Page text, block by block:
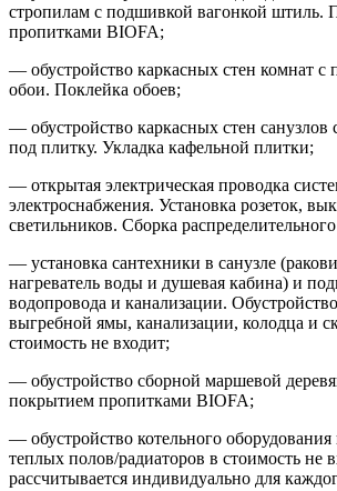
стропилам с подшивкой вагонкой штиль.
пропитками BIOFA;
— обустройство каркасных стен комнат
обои. Поклейка обоев;
— обустройство каркасных стен
под плитку. Укладка кафельной плитки;
— открытая электрическая проводка
электроснабжения. Установка розеток,
светильников. Сборка
— установка сантехники в санузле
нагреватель воды и душевая кабина) и
водопровода и канализации.
выгребной ямы, канализации, колодца и
стоимость не входит;
— обустройство сборной маршевой
покрытием пропитками BIOFA;
— обустройство котельного оборудования
теплых полов/радиаторов в стоимость не
рассчитывается индивидуально для